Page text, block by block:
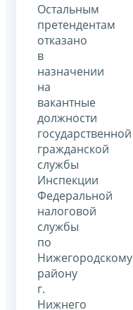
Остальным
претендентам
отказано
в
назначении
на
вакантные
должности
государственной
гражданской
службы
Инспекции
Федеральной
налоговой
службы
по
Нижегородскому
району
г.
Нижнего